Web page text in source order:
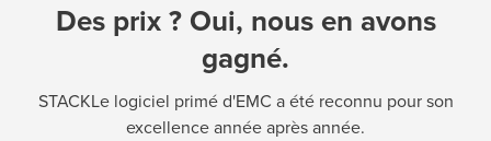
Des prix ? Oui, nous en avons
gagné.
STACKLe logiciel primé d'EMC a été reconnu pour son
excellence année après année.